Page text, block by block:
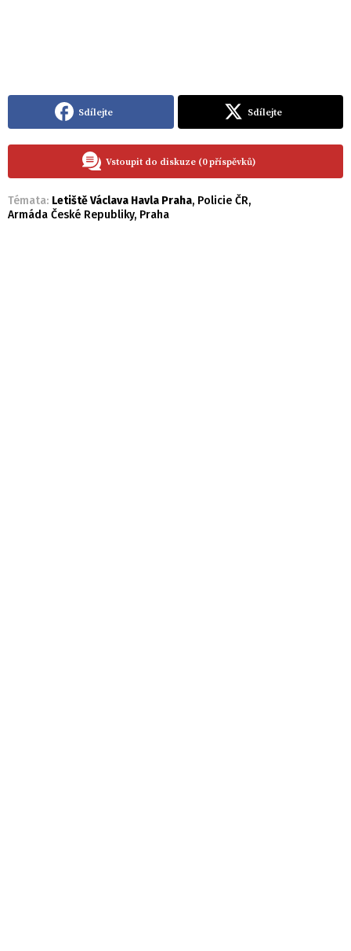
Sdílejte Sdílejte
Vstoupit do diskuze (0 příspěvků)
Témata: Letiště Václava Havla Praha, Policie ČR,
Armáda České Republiky, Praha